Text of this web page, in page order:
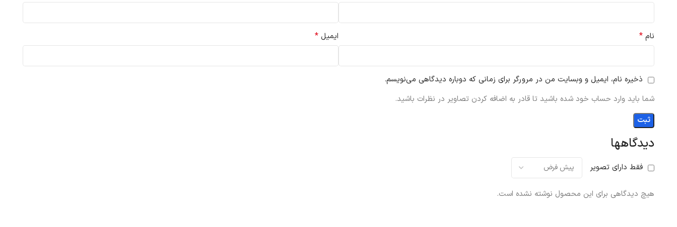
دیدگاهها
فقط دارای تصویر
هیچ دیدگاهی برای این محصول نوشته نشده است.
نام * ایمیل *
ذخیره نام، ایمیل و وبسایت من در مرورگر برای زمانی که دوباره دیدگاهی می‌نویسم.
شما باید وارد حساب خود شده باشید تا قادر به اضافه کردن تصاویر در نظرات باشید.